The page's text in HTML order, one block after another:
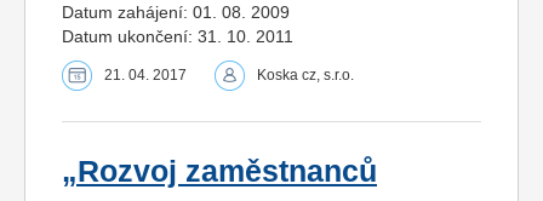
Datum zahájení: 01. 08. 2009
Datum ukončení: 31. 10. 2011
21. 04. 2017 Koska cz, s.r.o.
„Rozvoj zaměstnanců